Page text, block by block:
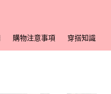
購物注意事項 穿搭知識